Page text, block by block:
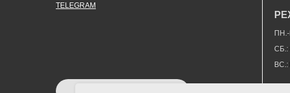
TELEGRAM
СБ.:
ПН.-